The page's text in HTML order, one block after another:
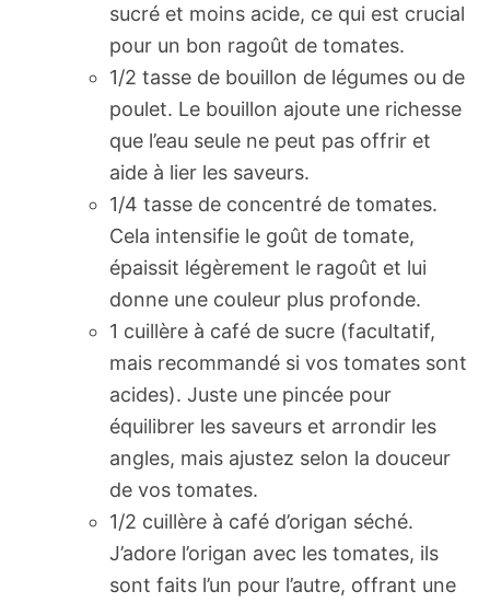
sucré et moins acide, ce qui est crucial
pour un bon ragoût de tomates.
1/2 tasse de bouillon de légumes ou de
poulet. Le bouillon ajoute une richesse
que l’eau seule ne peut pas offrir et
aide à lier les saveurs.
1/4 tasse de concentré de tomates.
Cela intensifie le goût de tomate,
épaissit légèrement le ragoût et lui
donne une couleur plus profonde.
1 cuillère à café de sucre (facultatif,
mais recommandé si vos tomates sont
acides). Juste une pincée pour
équilibrer les saveurs et arrondir les
angles, mais ajustez selon la douceur
de vos tomates.
1/2 cuillère à café d’origan séché.
J’adore l’origan avec les tomates, ils
sont faits l’un pour l’autre, offrant une